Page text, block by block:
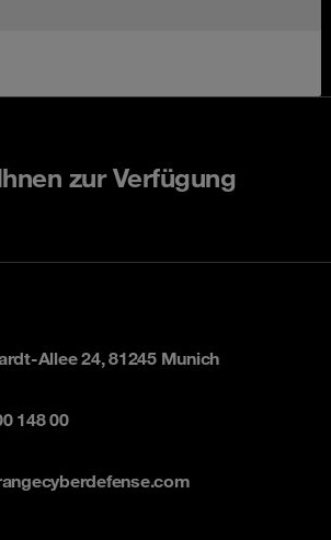
zur Verfügung
Allee 24, 81245 Munich
148 00